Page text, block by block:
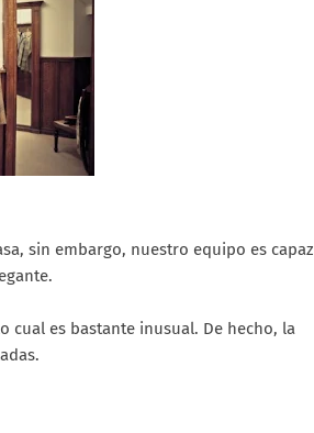
sin embargo, nuestro equipo es capaz
cual es bastante inusual. De hecho, la